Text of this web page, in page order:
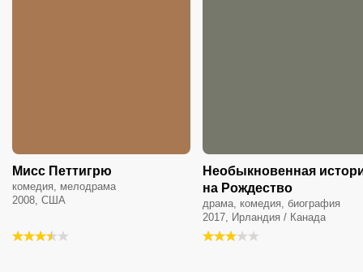
Мисс Петтигрю
комедия, мелодрама
2008, США
Необыкновенная
на Рождество
драма, комедия, биография
2017, Ирландия / Канада